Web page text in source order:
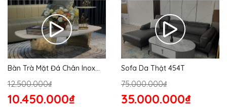
Bàn Trà Mặt Đá Chân Inox
12.500.000₫
10.450.000₫
Sofa Da Thật 454T
75.000.000₫
35.000.000₫